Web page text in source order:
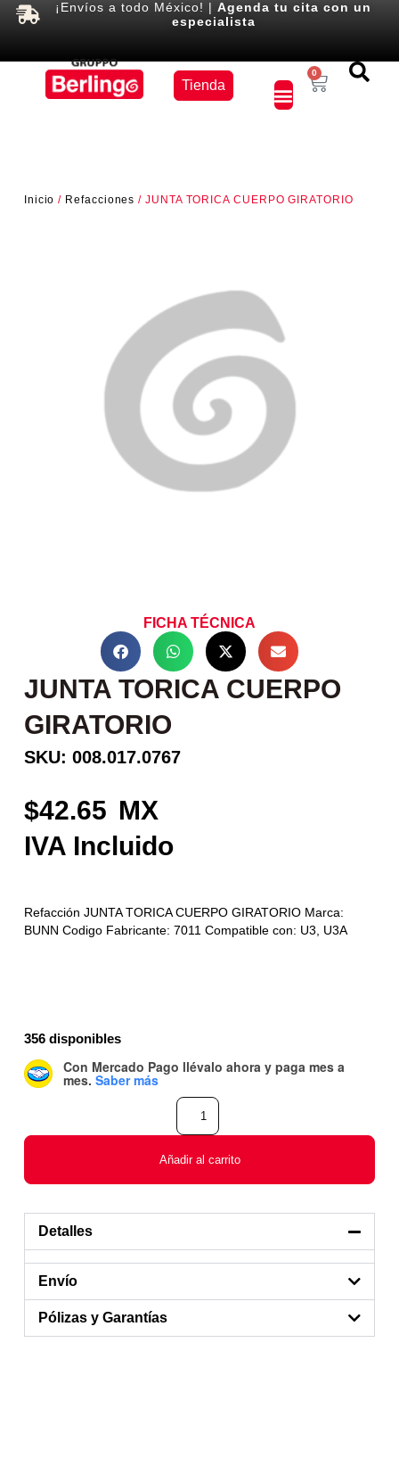
¡Envíos a todo México! |Agenda tu cita con un
especialista
Tienda
0
Inicio / Refacciones / JUNTA TORICA CUERPO GIRATORIO
FICHA TÉCNICA
JUNTA TORICA CUERPO
GIRATORIO
SKU: 008.017.0767
42.65
Refacción JUNTA TORICA CUERPO GIRATORIO Marca:
BUNN Codigo Fabricante: 7011 Compatible con: U3, U3A
356 disponibles
Con Mercado Pago llévalo ahora y paga mes a
mes. Saber más
Añadir al carrito
Detalles
Envío
Pólizas y Garantías